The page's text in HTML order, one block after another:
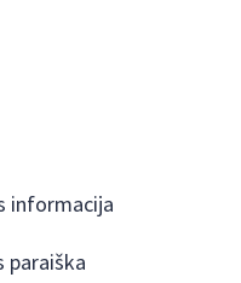
informacija